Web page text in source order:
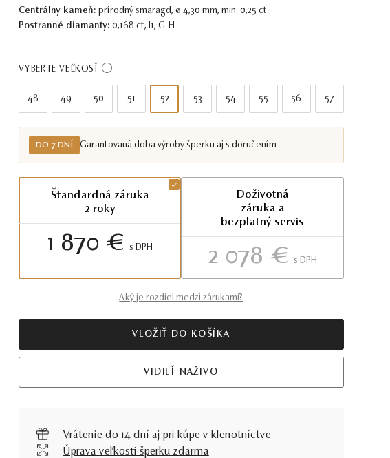
Centrálny kameň: prírodný smaragd, ø 4,30 mm, min. 0,25 ct
Postranné diamanty: 0,168 ct, I1, G-H
VYBERTE VEĽKOSŤ
48 49 50 51 52 53 54 55 56 57
DO 7 DNÍ Garantovaná doba výroby šperku aj s doručením
Štandardná záruka
2 roky
1 870 € S DPH
Doživotná
záruka a
bezplatný servis
2 078 € S DPH
Aký je rozdiel medzi zárukami?
VLOŽIŤ DO KOŠÍKA
VIDIEŤ NAŽIVO
Vrátenie do 14 dní aj pri kúpe v klenotníctve
Úprava veľkosti šperku zdarma